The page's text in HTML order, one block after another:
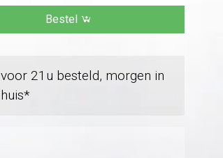
Bestel
voor 21u besteld, morgen in
huis*